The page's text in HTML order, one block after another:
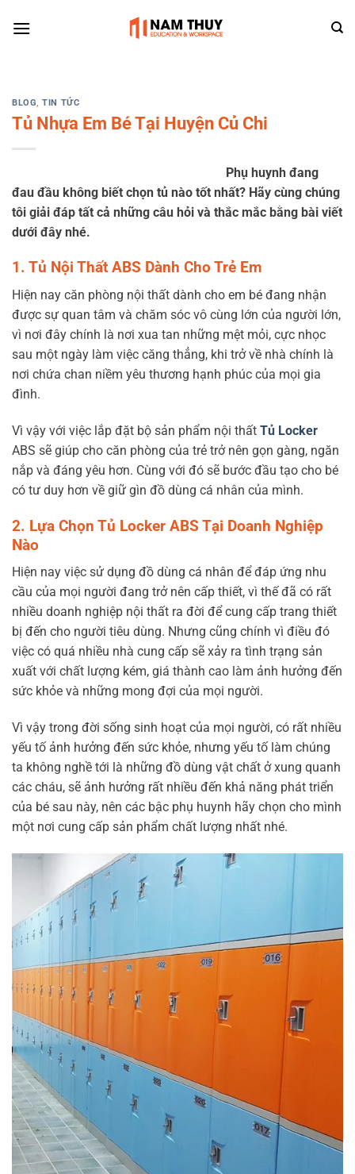
BLOG,TIN TỨC
Tủ Nhựa Em Bé Tại Huyện Củ Chi
Phụ huynh đang
đau đầu không biết chọn tủ nào tốt nhất? Hãy cùng chúng
tôi giải đáp tất cả những câu hỏi và thắc mắc bằng bài viết
dưới đây nhé.
1. Tủ Nội Thất ABS Dành Cho Trẻ Em
Hiện nay căn phòng nội thất dành cho em bé đang nhận
được sự quan tâm và chăm sóc vô cùng lớn của người lớn,
vì nơi đây chính là nơi xua tan những mệt mỏi, cực nhọc
sau một ngày làm việc căng thẳng, khi trở về nhà chính là
nơi chứa chan niềm yêu thương hạnh phúc của mọi gia
đình.
Vì vậy với việc lắp đặt bộ sản phẩm nội thất Tủ Locker
ABS sẽ giúp cho căn phòng của trẻ trở nên gọn gàng, ngăn
nắp và đáng yêu hơn. Cùng với đó sẽ bước đầu tạo cho bé
có tư duy hơn về giữ gìn đồ dùng cá nhân của mình.
2. Lựa Chọn Tủ Locker ABS Tại Doanh Nghiệp
Nào
Hiện nay việc sử dụng đồ dùng cá nhân để đáp ứng nhu
cầu của mọi người đang trở nên cấp thiết, vì thế đã có rất
nhiều doanh nghiệp nội thất ra đời để cung cấp trang thiết
bị đến cho người tiêu dùng. Nhưng cũng chính vì điều đó
việc có quá nhiều nhà cung cấp sẽ xảy ra tình trạng sản
xuất với chất lượng kém, giá thành cao làm ảnh hưởng đến
sức khỏe và những mong đợi của mọi người.
Vì vậy trong đời sống sinh hoạt của mọi người, có rất nhiều
yếu tố ảnh hưởng đến sức khỏe, nhưng yếu tố làm chúng
ta không nghề tới là những đồ dùng vật chất ở xung quanh
các cháu, sẽ ảnh hưởng rất nhiều đến khả năng phát triển
của bé sau này, nên các bậc phụ huynh hãy chọn cho mình
một nơi cung cấp sản phẩm chất lượng nhất nhé.